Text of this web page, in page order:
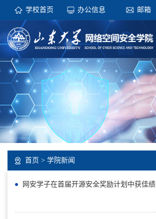
学校首页 办公信息 邮箱
首页 > 学院新闻
网安学子在首届开源安全奖励计划中获佳绩